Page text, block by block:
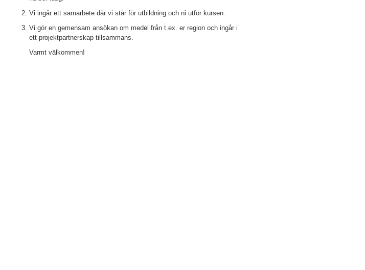
Vi ingår ett samarbete där vi står för utbildning och ni utför kursen.
Vi gör en gemensam ansökan om medel från t.ex. er region och ingår i
ett projektpartnerskap tillsammans.
Varmt välkommen!